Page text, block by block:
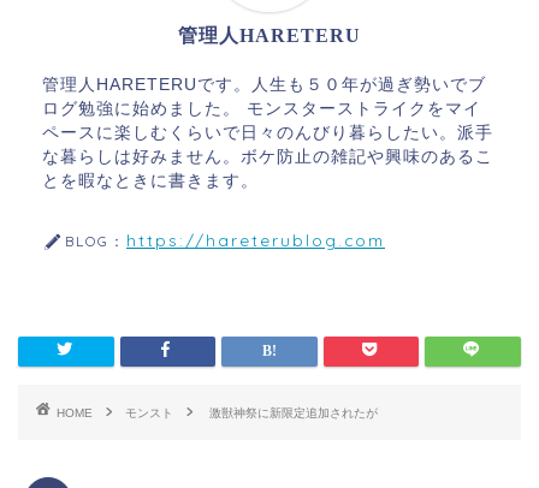
管理人HARETERU
管理人HARETERUです。人生も５０年が過ぎ勢いでブ
ログ勉強に始めました。 モンスターストライクをマイ
ペースに楽しむくらいで日々のんびり暮らしたい。派手
な暮らしは好みません。ボケ防止の雑記や興味のあるこ
とを暇なときに書きます。
BLOG： https://hareterublog.com
HOME モンスト 激獣神祭に新限定追加されたが